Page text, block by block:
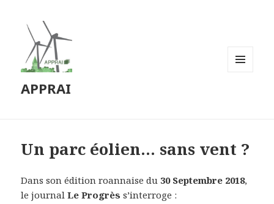
APPRAI
Un parc éolien… sans vent ?
Dans son édition roannaise du 30 Septembre 2018,
le journalLe Progrès s’interroge :